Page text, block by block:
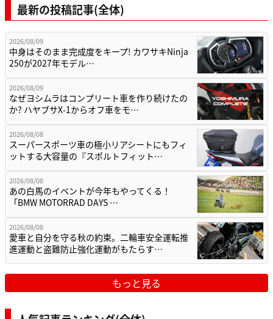
最新の投稿記事(全体)
2026/08/09
中身はそのまま完成度をキープ! カワサキNinja
250が2027年モデル…
2026/08/09
なぜヨシムラはコンプリート車を作り続けたの
か? ハヤブサX-1からオフ車をモ…
2026/08/08
スーパースポーツ車の極小リアシートにもフィ
ットする大容量の『スポルトフィット…
2026/08/08
あの白馬のイベントが今年もやってくる！
「BMW MOTORRAD DAYS …
2026/08/08
愛車と自分を守る秋の約束。二輪車安全運転推
進運動と盗難防止強化運動がもたらす…
もっと見る